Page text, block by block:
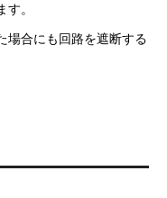
。
場合にも回路を遮断する